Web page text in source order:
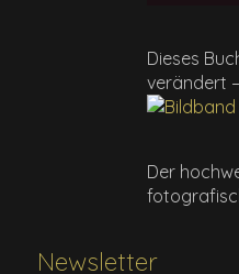
Dieses
verändert
Der
Newsletter